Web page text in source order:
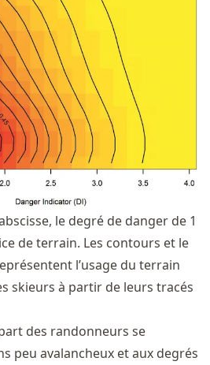
le degré de danger de 1
de terrain. Les contours et le
l’usage du terrain
skieurs à partir de leurs tracés
des randonneurs se
peu avalancheux et aux degrés